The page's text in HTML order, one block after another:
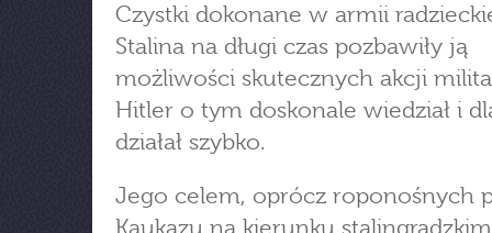
Czystki dokonane w armii
Stalina na długi czas pozbawiły ją
możliwości skutecznych akcji
Hitler o tym doskonale wiedział i
działał szybko.
Jego celem, oprócz roponośnych
Kaukazu na kierunku